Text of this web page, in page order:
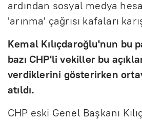
ardından sosyal medya
'arınma' çağrısı kafaları
Kemal Kılıçdaroğlu'nun bu
bazı CHP'li vekiller bu
verdiklerini gösterirken
atıldı.
CHP eski Genel Başkanı